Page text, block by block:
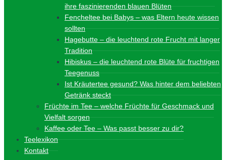
ihre faszinierenden blauen Blüten
Fencheltee bei Babys – was Eltern heute wissen
sollten
Hagebutte – die leuchtend rote Frucht mit langer
Tradition
Hibiskus – die leuchtend rote Blüte für fruchtigen
Teegenuss
Ist Kräutertee gesund? Was hinter dem beliebten
Getränk steckt
Früchte im Tee – welche Früchte für Geschmack und
Vielfalt sorgen
Kaffee oder Tee – Was passt besser zu dir?
Teelexikon
Kontakt